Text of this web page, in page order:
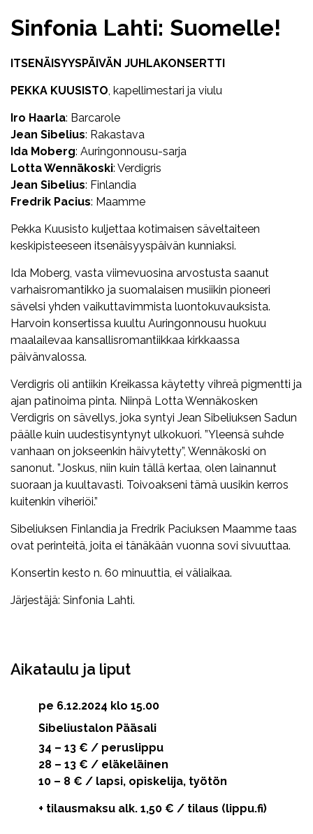
Sinfonia Lahti: Suomelle!
ITSENÄISYYSPÄIVÄN JUHLAKONSERTTI
PEKKA KUUSISTO, kapellimestari ja viulu
Iro Haarla: Barcarole
Jean Sibelius: Rakastava
Ida Moberg: Auringonnousu-sarja
Lotta Wennäkoski: Verdigris
Jean Sibelius: Finlandia
Fredrik Pacius: Maamme
Pekka Kuusisto kuljettaa kotimaisen säveltaiteen
keskipisteeseen itsenäisyyspäivän kunniaksi.
Ida Moberg, vasta viimevuosina arvostusta saanut
varhaisromantikko ja suomalaisen musiikin pioneeri
sävelsi yhden vaikuttavimmista luontokuvauksista.
Harvoin konsertissa kuultu Auringonnousu huokuu
maalailevaa kansallisromantiikkaa kirkkaassa
päivänvalossa.
Verdigris oli antiikin Kreikassa käytetty vihreä pigmentti ja
ajan patinoima pinta. Niinpä Lotta Wennäkosken
Verdigris on sävellys, joka syntyi Jean Sibeliuksen Sadun
päälle kuin uudestisyntynyt ulkokuori. ”Yleensä suhde
vanhaan on jokseenkin häivytetty”, Wennäkoski on
sanonut. ”Joskus, niin kuin tällä kertaa, olen lainannut
suoraan ja kuultavasti. Toivoakseni tämä uusikin kerros
kuitenkin viheriöi.”
Sibeliuksen Finlandia ja Fredrik Paciuksen Maamme taas
ovat perinteitä, joita ei tänäkään vuonna sovi sivuuttaa.
Konsertin kesto n. 60 minuuttia, ei väliaikaa.
Järjestäjä: Sinfonia Lahti.
Aikataulu ja liput
pe 6.12.2024 klo 15.00
Sibeliustalon Pääsali
34 – 13 € / peruslippu
28 – 13 € / eläkeläinen
10 – 8 € / lapsi, opiskelija, työtön
+ tilausmaksu alk. 1,50 € / tilaus (lippu.fi)